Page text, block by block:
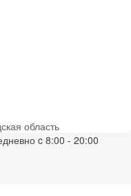
область
c 8:00 - 20:00